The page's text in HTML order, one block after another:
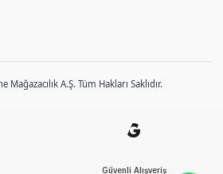
A.Ş. Tüm Hakları Saklıdır.
Güvenli Alışveriş